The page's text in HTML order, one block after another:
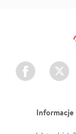
Facebook Twitter
Informacje